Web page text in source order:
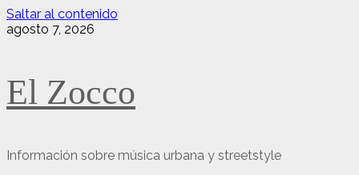
Saltar al contenido
agosto 7, 2026
El Zocco
Información sobre música urbana y streetstyle